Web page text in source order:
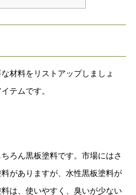
材料をリストアップしましょ
テムです。
ろん黒板塗料です。市場にはさ
がありますが、水性黒板塗料が
は、使いやすく、臭いが少ない